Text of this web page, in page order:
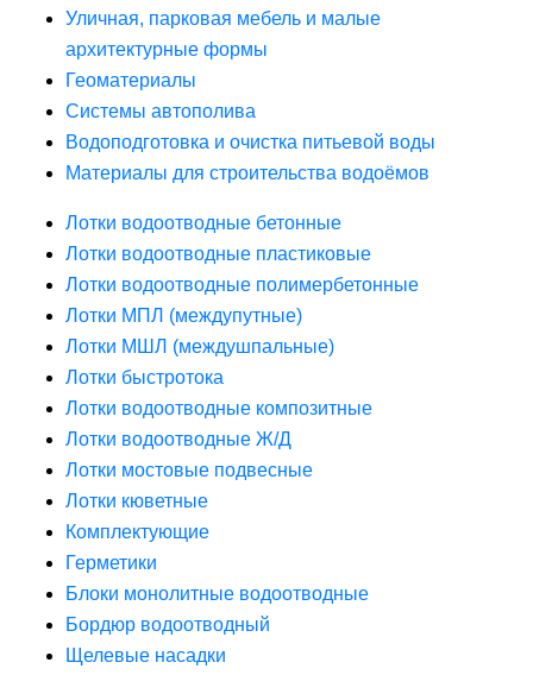
Уличная, парковая мебель и малые
архитектурные формы
Геоматериалы
Системы автополива
Водоподготовка и очистка питьевой воды
Материалы для строительства водоёмов
Лотки водоотводные бетонные
Лотки водоотводные пластиковые
Лотки водоотводные полимербетонные
Лотки МПЛ (междупутные)
Лотки МШЛ (междушпальные)
Лотки быстротока
Лотки водоотводные композитные
Лотки водоотводные Ж/Д
Лотки мостовые подвесные
Лотки кюветные
Комплектующие
Герметики
Блоки монолитные водоотводные
Бордюр водоотводный
Щелевые насадки